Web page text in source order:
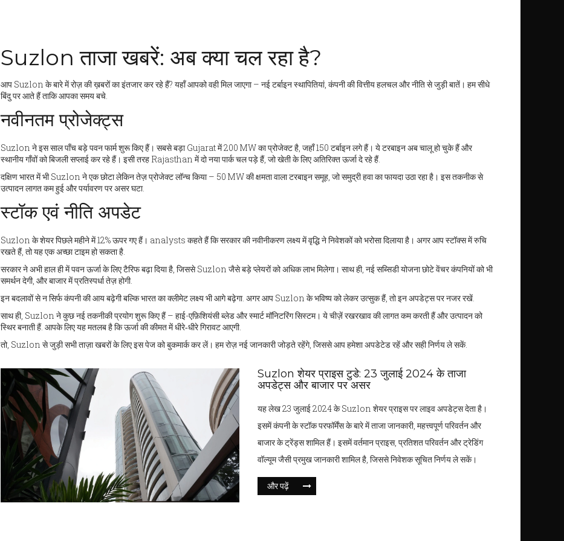
Suzlon ताजा खबरें: अब क्या चल रहा है?
आप Suzlon के बारे में रोज़ की ख़बरों का इंतजार कर रहे हैं? यहाँ आपको वही मिल जाएगा – नई टर्बाइन स्थापितियां, कंपनी की वित्तीय हलचल और नीति से जुड़ी बातें। हम सीधे
बिंदु पर आते हैं ताकि आपका समय बचे.
नवीनतम प्रोजेक्ट्स
Suzlon ने इस साल पाँच बड़े पवन फार्म शुरू किए हैं। सबसे बड़ा Gujarat में 200 MW का प्रोजेक्ट है, जहाँ 150 टर्बाइन लगे हैं। ये टरबाइन अब चालू हो चुके हैं और
स्थानीय गाँवों को बिजली सप्लाई कर रहे हैं। इसी तरह Rajasthan में दो नया पार्क चल पड़े हैं, जो खेती के लिए अतिरिक्त ऊर्जा दे रहे हैं.
दक्षिण भारत में भी Suzlon ने एक छोटा लेकिन तेज़ प्रोजेक्ट लॉन्च किया – 50 MW की क्षमता वाला टरबाइन समूह, जो समुद्री हवा का फायदा उठा रहा है। इस तकनीक से
उत्पादन लागत कम हुई और पर्यावरण पर असर घटा.
स्टॉक एवं नीति अपडेट
Suzlon के शेयर पिछले महीने में 12% ऊपर गए हैं। analysts कहते हैं कि सरकार की नवीनीकरण लक्ष्य में वृद्धि ने निवेशकों को भरोसा दिलाया है। अगर आप स्टॉक्स में रुचि
रखते हैं, तो यह एक अच्छा टाइम हो सकता है.
सरकार ने अभी हाल ही में पवन ऊर्जा के लिए टैरिफ बढ़ा दिया है, जिससे Suzlon जैसे बड़े प्लेयरों को अधिक लाभ मिलेगा। साथ ही, नई सब्सिडी योजना छोटे वेंचर कंपनियों को भी
समर्थन देगी, और बाजार में प्रतिस्पर्धा तेज़ होगी.
इन बदलावों से न सिर्फ कंपनी की आय बढ़ेगी बल्कि भारत का क्लीमेट लक्ष्य भी आगे बढ़ेगा. अगर आप Suzlon के भविष्य को लेकर उत्सुक हैं, तो इन अपडेट्स पर नजर रखें.
साथ ही, Suzlon ने कुछ नई तकनीकी प्रयोग शुरू किए हैं – हाई-एफ़िशियंसी ब्लेड और स्मार्ट मॉनिटरिंग सिस्टम। ये चीज़ें रखरखाव की लागत कम करती हैं और उत्पादन को
स्थिर बनाती हैं. आपके लिए यह मतलब है कि ऊर्जा की कीमत में धीरे‑धीरे गिरावट आएगी.
तो, Suzlon से जुड़ी सभी ताज़ा खबरों के लिए इस पेज को बुकमार्क कर लें। हम रोज़ नई जानकारी जोड़ते रहेंगे, जिससे आप हमेशा अपडेटेड रहें और सही निर्णय ले सकें.
Suzlon शेयर प्राइस टुडे: 23 जुलाई 2024 के ताजा
अपडेट्स और बाजार पर असर
यह लेख 23 जुलाई 2024 के Suzlon शेयर प्राइस पर लाइव अपडेट्स देता है।
इसमें कंपनी के स्टॉक परफॉर्मेंस के बारे में ताजा जानकारी, महत्त्वपूर्ण परिवर्तन और
बाजार के ट्रेंड्स शामिल हैं। इसमें वर्तमान प्राइस, प्रतिशत परिवर्तन और ट्रेडिंग
वॉल्यूम जैसी प्रमुख जानकारी शामिल है, जिससे निवेशक सूचित निर्णय ले सकें।
और पढ़ें